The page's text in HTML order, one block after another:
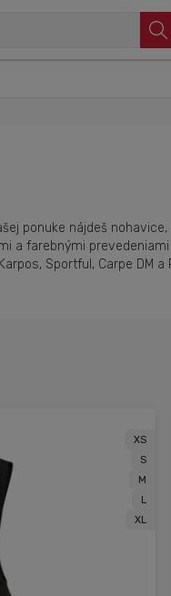
ponuke nájdeš
a farebnými
Sportful, Carpe DM
XS
S
M
L
XL